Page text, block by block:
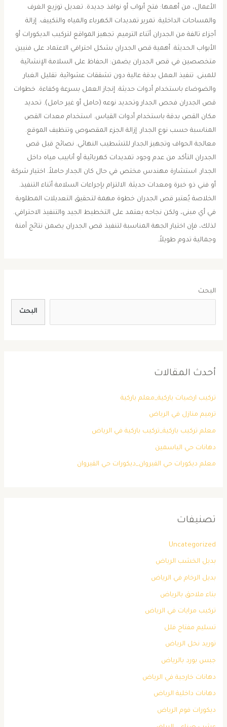
الأعمال، من أهمها: فتح أبواب أو نوافذ جديدة. تعديل توزيع الغرف
والمساحات الداخلية. تمرير تمديدات الكهرباء والمياه والتكييف. إزالة
أجزاء تالفة من الجدران أثناء الترميم. تجهيز المواقع لتركيب الديكورات أو
الأبواب الحديثة. أهمية قص الجدران بشكل احترافي الاعتماد على فنيين
متخصصين في قص الجدران يضمن: الحفاظ على السلامة الإنشائية
للمبنى. تنفيذ العمل بدقة عالية دون تشققات عشوائية. تقليل الغبار
والضوضاء باستخدام أدوات حديثة. إنجاز العمل بسرعة وكفاءة. خطوات
قص الجدران فحص الجدار وتحديد نوعه (حامل أو غير حامل). تحديد
مكان القص بدقة باستخدام أدوات القياس. استخدام معدات القص
المناسبة حسب نوع الجدار. إزالة الجزء المقصوص وتنظيف الموقع.
معالجة الحواف وتجهيز الجدار للتشطيب النهائي. نصائح قبل قص
الجدران التأكد من عدم وجود تمديدات كهربائية أو أنابيب مياه داخل
الجدار. استشارة مهندس مختص في حال كان الجدار حاملاً. اختيار شركة
أو فني ذو خبرة ومعدات حديثة. الالتزام بإجراءات السلامة أثناء التنفيذ.
الخلاصة يُعتبر قص الجدران خطوة مهمة لتحقيق التعديلات المطلوبة
في أي مبنى، ولكن نجاحه يعتمد على التخطيط الجيد والتنفيذ الاحترافي.
لذلك، فإن اختيار الجهة المناسبة لتنفيذ قص الجدران يضمن نتائج آمنة
وجمالية تدوم طويلاً.
البحث
البحث
أحدث المقالات
تركيب ارضيات باركية_معلم باركية
ترميم منازل في الرياض
معلم تركيب باركية_تركيب باركية في الرياض
دهانات حي الياسمين
معلم ديكورات حي القيروان_ديكورات حي القيروان
تصنيفات
Uncategorized
بديل الخشب الرياض
بديل الرخام في الرياض
بناء ملاحق بالرياض
تركيب مرايات في الرياض
تسليم مفتاح فلل
توريد نخل الرياض
جبس بورد بالرياض
دهانات خارجية في الرياض
دهانات داخلية الرياض
ديكورات فوم الرياض